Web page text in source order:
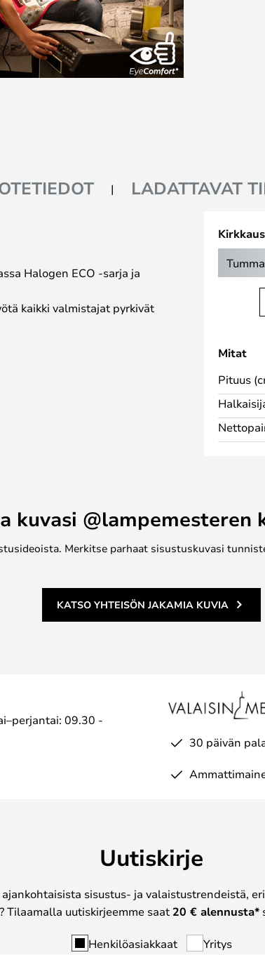
LADATTAVAT
Halogen ECO -sarja ja
kaikki valmistajat pyrkivät
vähän energiaa ja
Kirkkaus
Tumma
Mitat
Pituus
kuvasi @lampemesteren
Merkitse parhaat sisustuskuvasi
KATSO YHTEISÖN JAKAMIA KUVIA
09.30 -
30 päivän
Uutiskirje
sisustus- ja valaistustrendeistä,
Tilaamalla uutiskirjeemme saat 20 € alennusta*
Henkilöasiakkaat Yritys